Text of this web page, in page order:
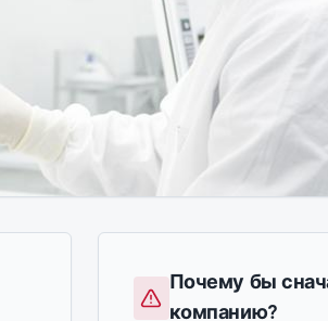
Почему бы
компанию?